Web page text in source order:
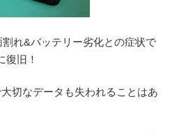
れ&バッテリー劣化との症状で
復旧！
切なデータも失われることはあ